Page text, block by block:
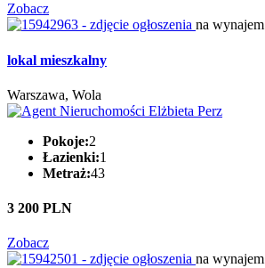
Zobacz
na wynajem
lokal mieszkalny
Warszawa, Wola
Pokoje:2
Łazienki:1
Metraż:43
3 200 PLN
Zobacz
na wynajem